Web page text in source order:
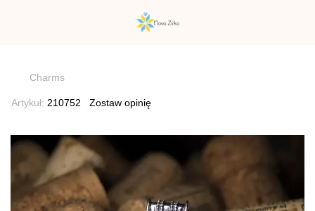
Charms
Artykuł: 210752 Zostaw opinię